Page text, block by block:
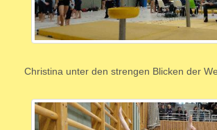
Christina unter den strengen Blicken der